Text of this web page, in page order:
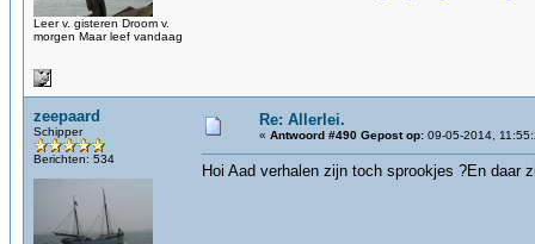
Leer v. gisteren Droom v.
morgen Maar leef vandaag
zeepaard
Schipper
Berichten: 534
Re: Allerlei.
« Antwoord #490 Gepost op: 09-05-2014,
Hoi Aad verhalen zijn toch sprookjes ?En daar